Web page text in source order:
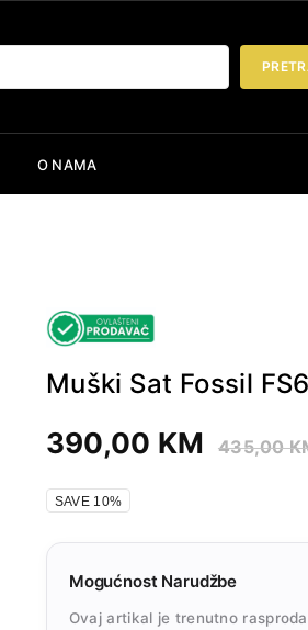
O NAMA
Muški Sat Fossil
390,00 KM 435,00
SAVE 10%
Mogućnost Narudžbe
Ovaj artikal je trenutno